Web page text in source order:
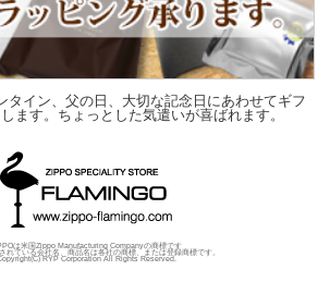
タイン、父の日、大切な記念日にあわせてギフ
ます。ちょっとした気遣いが喜ばれます。
は米国Zippo Manufacturing Companyの商標です
れている会社名、商品名は各社の商標、または登録商標です。
RYP Corporation All Rights Reserved.